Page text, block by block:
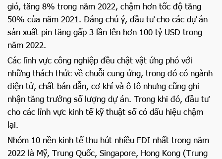
gió, tăng 8% trong năm 2022, chậm hơn tốc độ tăng
50% của năm 2021. Đáng chú ý, đầu tư cho các dự án
sản xuất pin tăng gấp 3 lần lên hơn 100 tỷ USD trong
năm 2022.
Các lĩnh vực công nghiệp đều chật vật ứng phó với
những thách thức về chuỗi cung ứng, trong đó có ngành
điện tử, chất bán dẫn, cơ khí và ô tô nhưng cũng ghi
nhận tăng trưởng số lượng dự án. Trong khi đó, đầu tư
cho các lĩnh vực kinh tế kỹ thuật số có dấu hiệu chậm
lại.
Nhóm 10 nền kinh tế thu hút nhiều FDI nhất trong năm
2022 là Mỹ, Trung Quốc, Singapore, Hong Kong (Trung